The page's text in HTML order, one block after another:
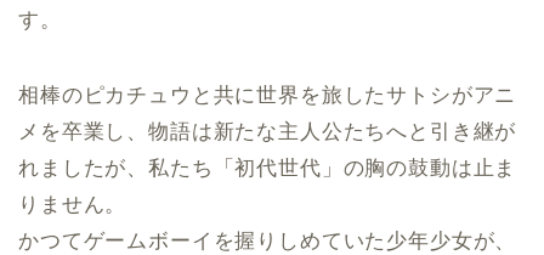
す。
相棒のピカチュウと共に世界を旅したサトシがアニ
メを卒業し、物語は新たな主人公たちへと引き継が
れましたが、私たち「初代世代」の胸の鼓動は止ま
りません。
かつてゲームボーイを握りしめていた少年少女が、